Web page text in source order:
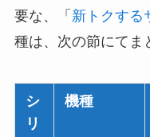
要な、「 新トクする
種は、次の節にてま
シ
リ
機種